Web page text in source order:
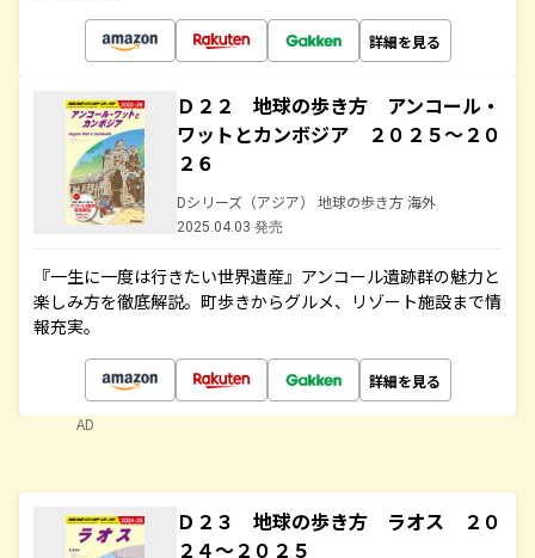
詳細を見る
Ｄ２２ 地球の歩き方 アンコール・
ワットとカンボジア ２０２５～２０
２６
Dシリーズ（アジア） 地球の歩き方 海外
2025.04.03 発売
『一生に一度は行きたい世界遺産』アンコール遺跡群の魅力と
楽しみ方を徹底解説。町歩きからグルメ、リゾート施設まで情
報充実。
詳細を見る
AD
Ｄ２３ 地球の歩き方 ラオス ２０
２４～２０２５